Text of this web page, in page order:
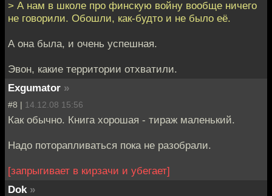
> А нам в школе про финскую войну вообще ничего
не говорили. Обошли, как-будто и не было её.
А она была, и очень успешная.
Эвон, какие территории отхватили.
Exgumator »
#8 | 14.12.08 15:56
Как обычно. Книга хорошая - тираж маленький.
Надо поторапливаться пока не разобрали.
[запрыгивает в кирзачи и убегает]
Dok »